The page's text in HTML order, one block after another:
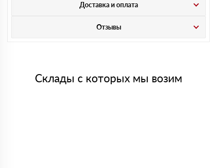
Доставка и оплата
Отзывы
Склады с которых мы возим